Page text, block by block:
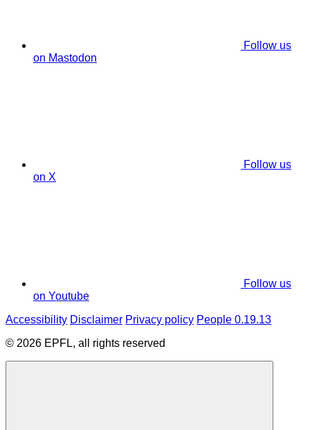
Follow us
on Mastodon
Follow us
on X
Follow us
on Youtube
Accessibility Disclaimer Privacy policy People 0.19.13
© 2026 EPFL, all rights reserved